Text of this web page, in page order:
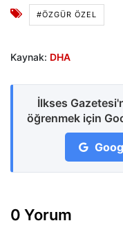
#ÖZGÜR ÖZEL
Kaynak: DHA
İlkses
öğrenmek için
0 Yorum